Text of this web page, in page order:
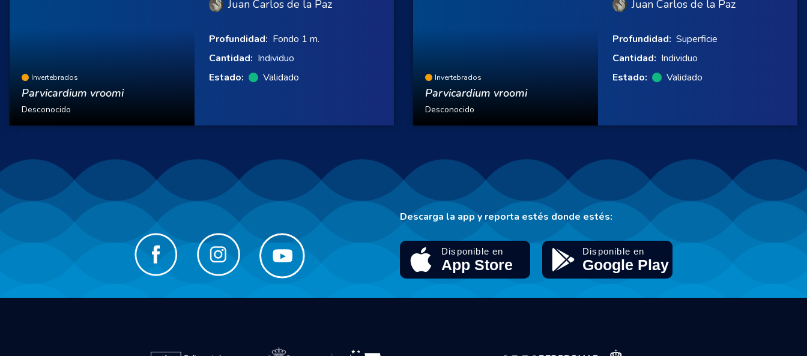
Invertebrados
Parvicardium vroomi
Desconocido
Juan Carlos de la Paz
Profundidad: Fondo 1 m.
Cantidad: Individuo
Estado:
Validado Invertebrados
Parvicardium vroomi
Desconocido
Juan Carlos de la Paz
Profundidad: Superficie
Cantidad: Individuo
Estado:
Validado
Descarga la app y reporta estés donde estés: